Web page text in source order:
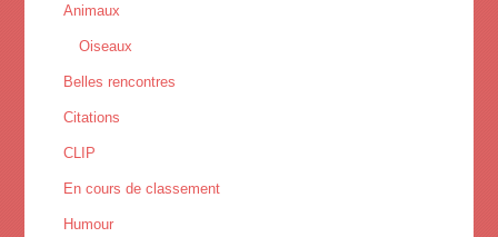
Animaux
Oiseaux
Belles rencontres
Citations
CLIP
En cours de classement
Humour